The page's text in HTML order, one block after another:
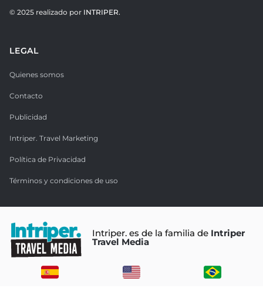
© 2025 realizado por INTRIPER.
LEGAL
Quienes somos
Contacto
Publicidad
Intriper. Travel Marketing
Política de Privacidad
Términos y condiciones de uso
Intriper. es de la familia de Intriper
Travel Media